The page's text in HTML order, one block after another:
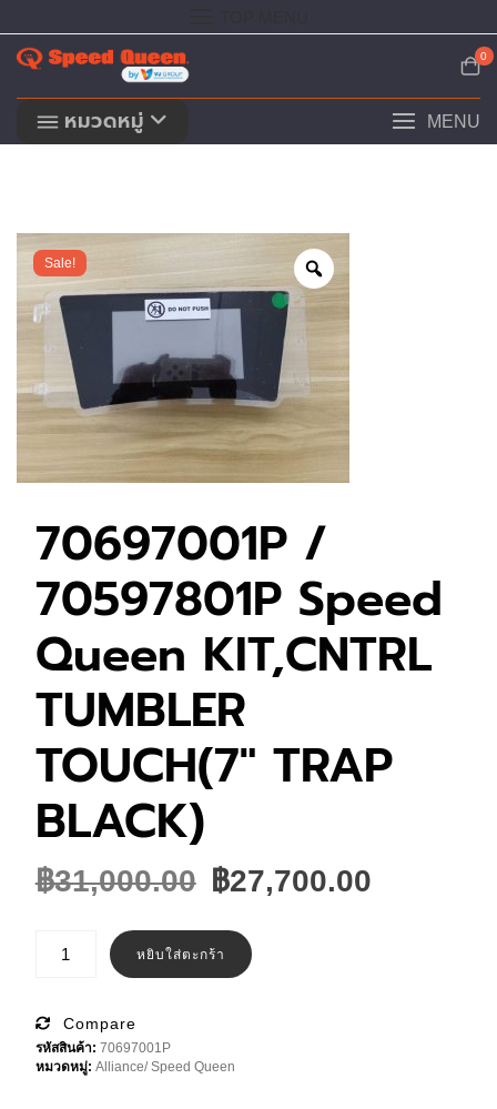
content
0
หมวดหมู่ MENU
Sale!
70697001P /
70597801P Speed
Queen KIT,CNTRL
TUMBLER
TOUCH(7″ TRAP
BLACK)
฿31,000.00 Original
was:
฿31,000.00.
฿27,700.00
70697001P
Queen
KIT,CNTRL
TUMBLER
TOUCH(7"
หยิบใส่ตะกร้า
Compare
รหัสสินค้า: 70697001P
หมวดหมู่: Alliance/ Speed Queen